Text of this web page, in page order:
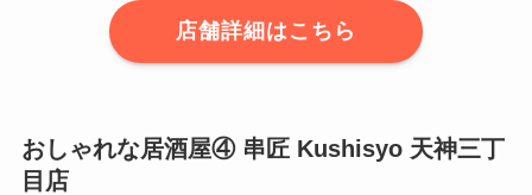
店舗詳細はこちら
おしゃれな居酒屋④ 串匠 Kushisyo 天神三丁
目店